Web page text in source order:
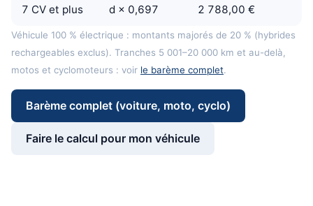
7 CV et plus d × 0,697 2 788,00 €
Véhicule 100 % électrique : montants majorés de 20 % (hybrides
rechargeables exclus). Tranches 5 001–20 000 km et au-delà,
motos et cyclomoteurs : voir le barème complet.
Barème complet (voiture, moto, cyclo)
Faire le calcul pour mon véhicule